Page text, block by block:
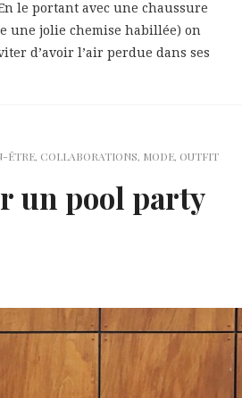
le portant avec une chaussure
une jolie chemise habillée) on
d’avoir l’air perdue dans ses
ÊTRE, COLLABORATIONS, MODE, OUTFIT
un pool party